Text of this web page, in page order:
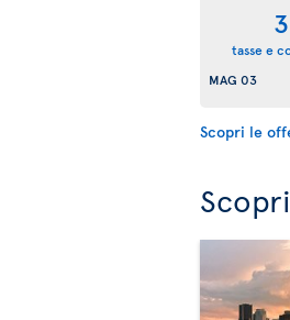
tasse e
MAG 03
Scopri le